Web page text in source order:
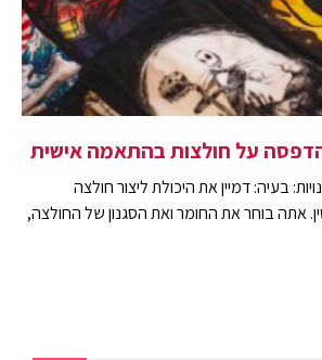
על חולצות בהתאמה אישית
בעיה: דמיין את היכולת ליצור חולצה
אתה בוחר את החומר ואת הסגנון של החולצה,